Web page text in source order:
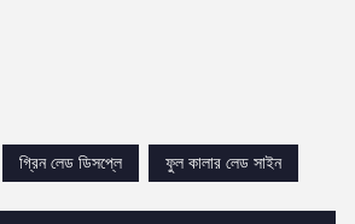
গ্রিন লেড ডিসপ্লে ফুল কালার লেড সাইন